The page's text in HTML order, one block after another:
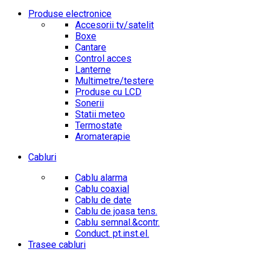
Produse electronice
Accesorii tv/satelit
Boxe
Cantare
Control acces
Lanterne
Multimetre/testere
Produse cu LCD
Sonerii
Statii meteo
Termostate
Aromaterapie
Cabluri
Cablu alarma
Cablu coaxial
Cablu de date
Cablu de joasa tens.
Cablu semnal.&contr.
Conduct. pt.inst.el.
Trasee cabluri